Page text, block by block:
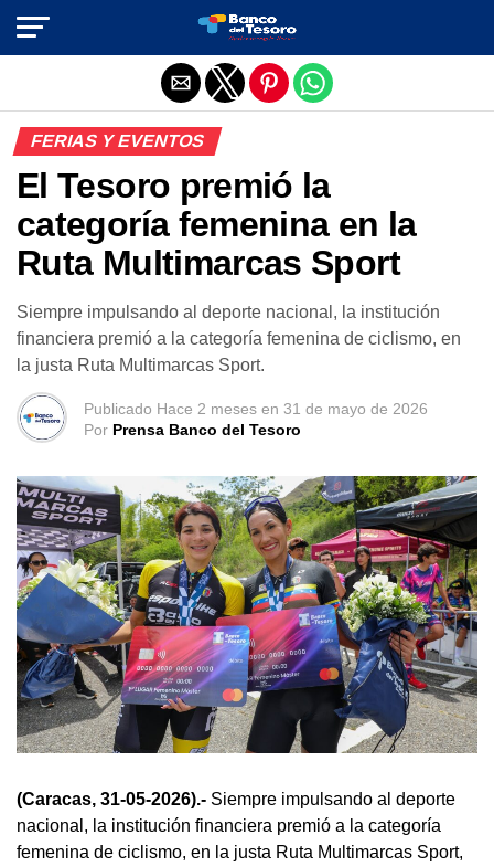
FERIAS Y EVENTOS
El Tesoro premió la
categoría femenina en la
Ruta Multimarcas Sport
Siempre impulsando al deporte nacional, la institución
financiera premió a la categoría femenina de ciclismo, en
la justa Ruta Multimarcas Sport.
Publicado Hace 2 meses en 31 de mayo de 2026
Por Prensa Banco del Tesoro
(Caracas, 31-05-2026).- Siempre impulsando al deporte
nacional, la institución financiera premió a la categoría
femenina de ciclismo, en la justa Ruta Multimarcas Sport,
Salir de la versión móvil